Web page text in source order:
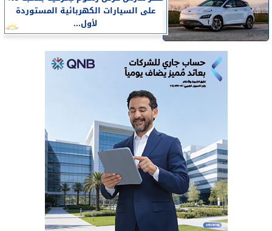
على السيارات الكهربائية المستوردة
لأول...